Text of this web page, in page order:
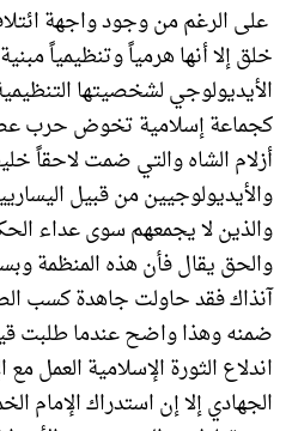
على الرغم من وجود واجهة
خلق إلا أنها هرمياً وتنظيمياً
كجماعة إسلامية تخوض حرب
أزلام الشاه والتي ضمت لاحقاً
والأيديولوجيين من قبيل
والذين لا يجمعهم سوى عداء
والحق يقال فأن هذه المنظمة
آنذاك فقد حاولت جاهدة كسب
ضمنه وهذا واضح عندما طلبت
اندلاع الثورة الإسلامية العمل
الجهادي إلا إن استدراك الإمام